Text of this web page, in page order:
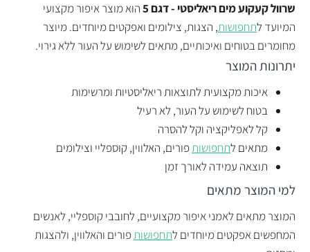
שרוול קעקוע מים ריאליסטי - דגם 5
הוא מוצר איפור מקצועי
המיועד לתחפושות, הצגות, צילומים ואפקטים מיוחדים. מיוצר
מחומרים בטוחים ואיכותיים, מתאים לשימוש על העור ללא גירוי.
יתרונות המוצר
איכות מקצועית לתוצאות ריאליסטיות ומרשימות
בטוח לשימוש על העור, לא רעיל
קל לאפליקציה וקל להסרה
מתאים לתחפושותפורים, האלווין, קוספליי וצילומים
תוצאה עמידה לאורך זמן
למי המוצר מתאים
המוצר מתאים לאמני איפור מקצועיים, לחובבי קוספליי, לאנשים
המחפשים אפקטים מיוחדים לתחפושותפורים והאלווין, ולהצגות